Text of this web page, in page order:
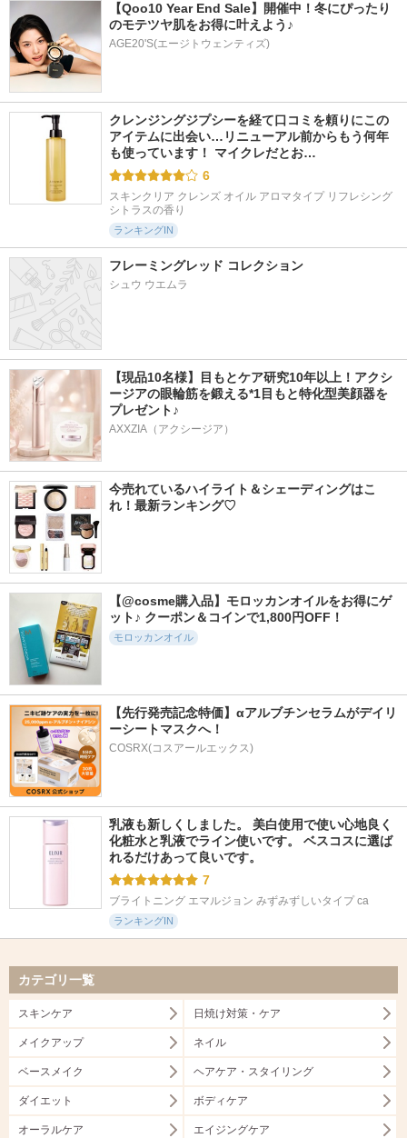
【Qoo10 Year End Sale】開催中！冬にぴったり
のモテツヤ肌をお得に叶えよう♪
AGE20'S(エージトウェンティズ)
クレンジングジプシーを経て口コミを頼りにこの
アイテムに出会い…リニューアル前からもう何年
も使っています！ マイクレだとお…
6
スキンクリア クレンズ オイル アロマタイプ リフレシング
シトラスの香り
ランキングIN
フレーミングレッド コレクション
シュウ ウエムラ
【現品10名様】目もとケア研究10年以上！アクシ
ージアの眼輪筋を鍛える*1目もと特化型美顔器を
プレゼント♪
AXXZIA（アクシージア）
今売れているハイライト＆シェーディングはこ
れ！最新ランキング♡
【@cosme購入品】モロッカンオイルをお得にゲ
ット♪ クーポン＆コインで1,800円OFF！
モロッカンオイル
【先行発売記念特価】αアルブチンセラムがデイリ
ーシートマスクへ！
COSRX(コスアールエックス)
乳液も新しくしました。 美白使用で使い心地良く
化粧水と乳液でライン使いです。 ベスコスに選ば
れるだけあって良いです。
7
ブライトニング エマルジョン みずみずしいタイプ ca
ランキングIN
カテゴリ一覧
スキンケア 日焼け対策・ケア
メイクアップ ネイル
ベースメイク ヘアケア・スタイリング
ダイエット ボディケア
オーラルケア エイジングケア